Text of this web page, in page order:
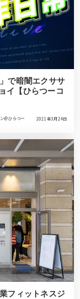
で暗闇エクササ
イ【ひらつーコ
＠ひらつー 2021年3月24日
フィットネスジ